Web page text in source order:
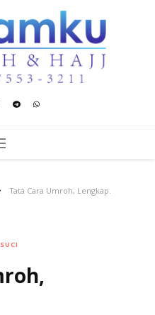
dan Hajj
Tata Cara Umroh, Lengkap.